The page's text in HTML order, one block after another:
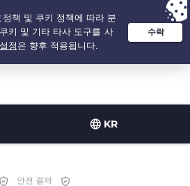
KR
- 3.3333333333333년 $ 2.23 /개월
안전 결제